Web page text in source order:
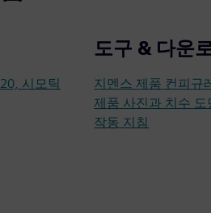
시모틱
도구 & 다운
지멘스 제품 컨피규
제품 사진과 치수 도
작동 지침